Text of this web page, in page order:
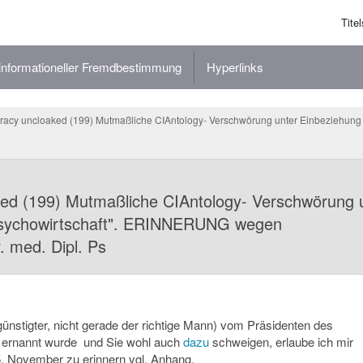
Fremdbestimmung Hyperlinks
uncloaked (199) Mutmaßliche CIAntology- Verschwörung unter
(199) Mutmaßliche CIAntology- Verschwörung
ERINNERUNG wegen
med. Dipl. Ps
nicht gerade der richtige Mann) vom Präsidenten des
wurde und Sie wohl auchdazuschweigen, erlaube ich mir
zu erinnern vgl. Anhang.